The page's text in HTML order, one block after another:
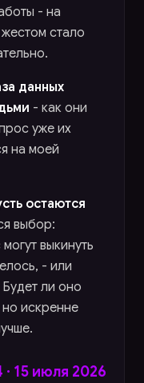
- на
стало
данных
- как они
уже их
на моей
остаются
выбор:
выкинуть
- или
ли оно
искренне
· 15 июля 2026